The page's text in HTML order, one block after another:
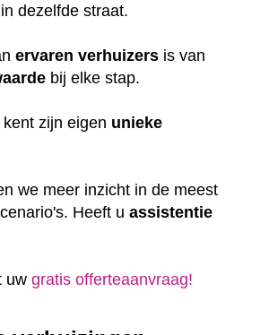
dezelfde straat.
ervaren verhuizers is van
bij elke stap.
zijn eigen unieke
we meer inzicht in de meest
Heeft u assistentie
uw gratis offerteaanvraag!